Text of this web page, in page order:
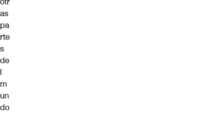
as
pa
rte
s
de
l
m
un
do